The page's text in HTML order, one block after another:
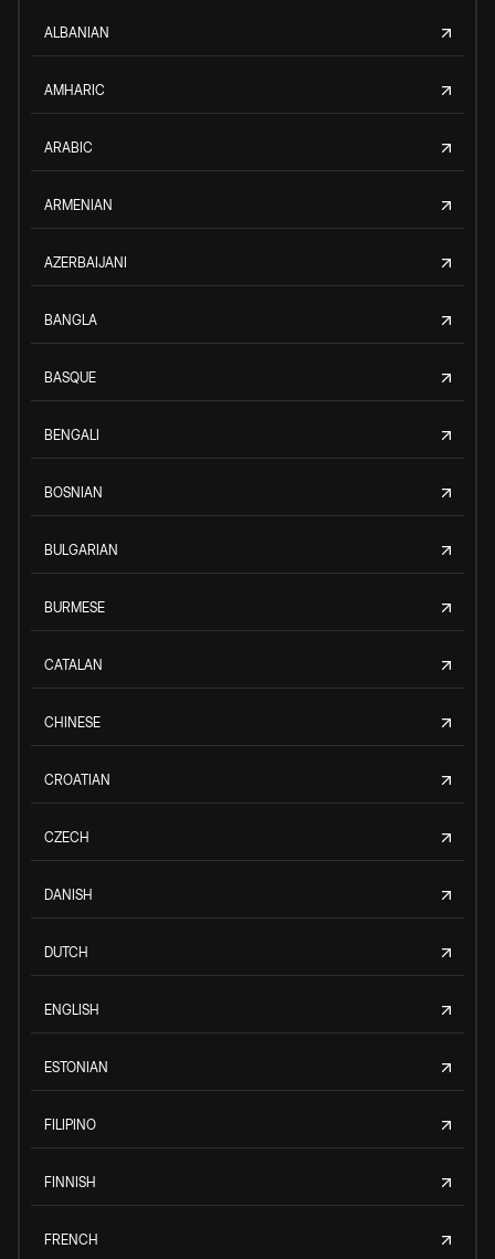
ALBANIAN
AMHARIC
ARABIC
ARMENIAN
AZERBAIJANI
BANGLA
BASQUE
BENGALI
BOSNIAN
BULGARIAN
BURMESE
CATALAN
CHINESE
CROATIAN
CZECH
DANISH
DUTCH
ENGLISH
ESTONIAN
FILIPINO
FINNISH
FRENCH